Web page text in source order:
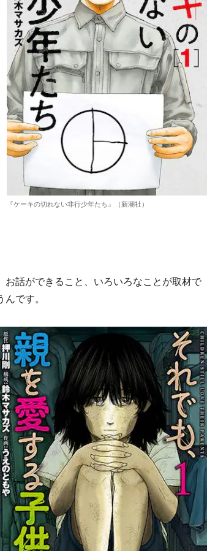
『ケーキの切れない非行少年たち』（新潮社）
話ができること、いろいろなことが取材で
です。